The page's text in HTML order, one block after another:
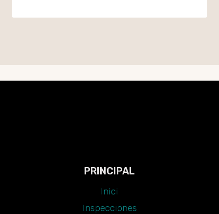
PRINCIPAL
Inici
Inspecciones